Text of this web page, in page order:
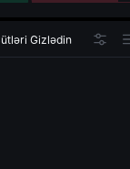
Gizlədin